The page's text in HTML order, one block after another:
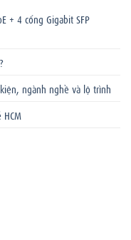
+ 4 cổng Gigabit SFP
ngành nghề và lộ trình